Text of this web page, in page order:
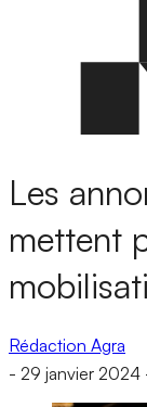
Les
mettent
Rédaction Agra
- 29 janvier 2024